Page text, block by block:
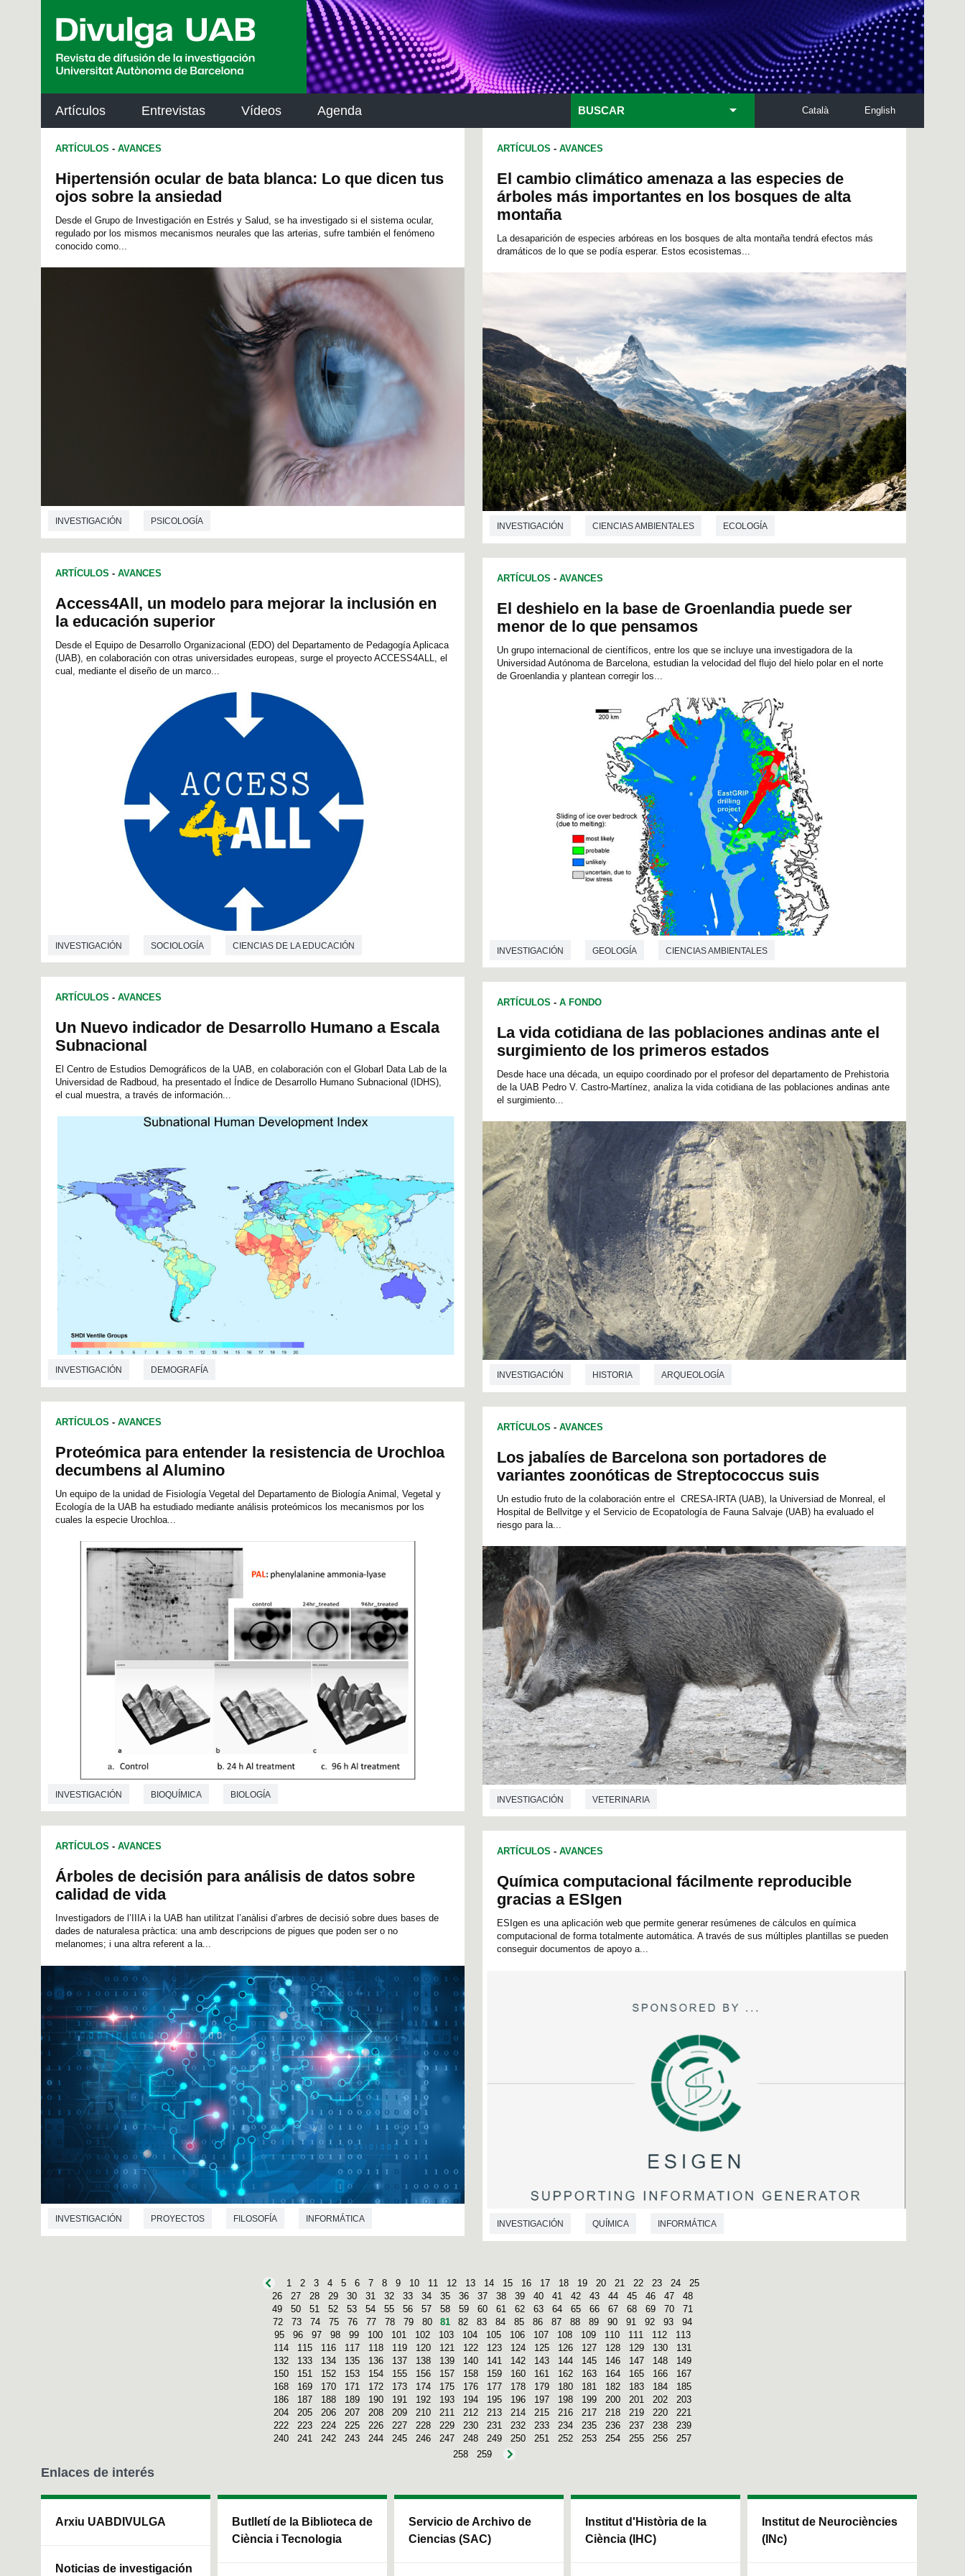
Artículos Entrevistas Vídeos Agenda English
Català
BUSCAR
ARTÍCULOS - AVANCES
Hipertensión ocular de bata blanca: Lo que dicen tus
ojos sobre la ansiedad
Desde el Grupo de Investigación en Estrés y Salud, se ha investigado si el sistema ocular,
regulado por los mismos mecanismos neurales que las arterias, sufre también el fenómeno
conocido como...
INVESTIGACIÓN PSICOLOGÍA
ARTÍCULOS - AVANCES
Access4All, un modelo para mejorar la inclusión en
la educación superior
Desde el Equipo de Desarrollo Organizacional (EDO) del Departamento de Pedagogía Aplicaca
(UAB), en colaboración con otras universidades europeas, surge el proyecto ACCESS4ALL, el
cual, mediante el diseño de un marco...
INVESTIGACIÓN SOCIOLOGÍA CIENCIAS DE LA EDUCACIÓN
ARTÍCULOS - AVANCES
Un Nuevo indicador de Desarrollo Humano a Escala
Subnacional
El Centro de Estudios Demográficos de la UAB, en colaboración con el Globarl Data Lab de la
Universidad de Radboud, ha presentado el Índice de Desarrollo Humano Subnacional (IDHS),
el cual muestra, a través de información...
INVESTIGACIÓN DEMOGRAFÍA
ARTÍCULOS - AVANCES
Proteómica para entender la resistencia de Urochloa
decumbens al Alumino
Un equipo de la unidad de Fisiología Vegetal del Departamento de Biología Animal, Vegetal y
Ecología de la UAB ha estudiado mediante análisis proteómicos los mecanismos por los
cuales la especie Urochloa...
INVESTIGACIÓN BIOQUÍMICA BIOLOGÍA
ARTÍCULOS - AVANCES
Árboles de decisión para análisis de datos sobre
calidad de vida
Investigadors de l’IIIA i la UAB han utilitzat l’anàlisi d’arbres de decisió sobre dues bases de
dades de naturalesa pràctica: una amb descripcions de pigues que poden ser o no
melanomes; i una altra referent a la...
INVESTIGACIÓN PROYECTOS FILOSOFÍA INFORMÁTICA
ARTÍCULOS - AVANCES
El cambio climático amenaza a las especies de
árboles más importantes en los bosques de alta
montaña
La desaparición de especies arbóreas en los bosques de alta montaña tendrá efectos más
dramáticos de lo que se podía esperar. Estos ecosistemas...
INVESTIGACIÓN CIENCIAS AMBIENTALES ECOLOGÍA
ARTÍCULOS - AVANCES
El deshielo en la base de Groenlandia puede ser
menor de lo que pensamos
Un grupo internacional de científicos, entre los que se incluye una investigadora de la
Universidad Autónoma de Barcelona, estudian la velocidad del flujo del hielo polar en el norte
de Groenlandia y plantean corregir los...
INVESTIGACIÓN GEOLOGÍA CIENCIAS AMBIENTALES
ARTÍCULOS - A FONDO
La vida cotidiana de las poblaciones andinas ante el
surgimiento de los primeros estados
Desde hace una década, un equipo coordinado por el profesor del departamento de Prehistoria
de la UAB Pedro V. Castro-Martínez, analiza la vida cotidiana de las poblaciones andinas ante
el surgimiento...
INVESTIGACIÓN HISTORIA ARQUEOLOGÍA
ARTÍCULOS - AVANCES
Los jabalíes de Barcelona son portadores de
variantes zoonóticas de Streptococcus suis
Un estudio fruto de la colaboración entre el CRESA-IRTA (UAB), la Universiad de Monreal, el
Hospital de Bellvitge y el Servicio de Ecopatología de Fauna Salvaje (UAB) ha evaluado el
riesgo para la...
INVESTIGACIÓN VETERINARIA
ARTÍCULOS - AVANCES
Química computacional fácilmente reproducible
gracias a ESIgen
ESIgen es una aplicación web que permite generar resúmenes de cálculos en química
computacional de forma totalmente automática. A través de sus múltiples plantillas se pueden
conseguir documentos de apoyo a...
INVESTIGACIÓN QUÍMICA INFORMÁTICA
1 2 3 4 5 6 7 8 9 10 11 12 13 14 15 16 17 18 19 20 21 22 23 24
25
26
27 28 29 30 31 32 33 34 35 36 37 38 39 40 41 42 43 44 45 46 47
48
49
50 51 52 53 54 55 56 57 58 59 60 61 62 63 64 65 66 67 68 69 70
71
72
73 74 75 76 77 78 79 80 81 82 83 84 85 86 87 88 89 90 91 92 93
94
95
96 97 98 99 100 101 102 103 104 105 106 107 108 109 110 111 112
113
114
115 116 117 118 119 120 121 122 123 124 125 126 127 128 129 130
131
132
133 134 135 136 137 138 139 140 141 142 143 144 145 146 147 148
149
150
151 152 153 154 155 156 157 158 159 160 161 162 163 164 165 166
167
168
169 170 171 172 173 174 175 176 177 178 179 180 181 182 183 184
185
186
187 188 189 190 191 192 193 194 195 196 197 198 199 200 201 202
203
204
205 206 207 208 209 210 211 212 213 214 215 216 217 218 219 220
221
222
223 224 225 226 227 228 229 230 231 232 233 234 235 236 237 238
239
240
241 242 243 244 245 246 247 248 249 250 251 252 253 254 255 256
257
258
259
Enlaces de interés
Arxiu UABDIVULGA
Noticias de investigación
Butlletí de la Biblioteca de
Ciència i Tecnologia
Servicio de Archivo de
Ciencias (SAC)
Institut d'Història de la
Ciència (IHC)
Institut de Neurociències
(INc)